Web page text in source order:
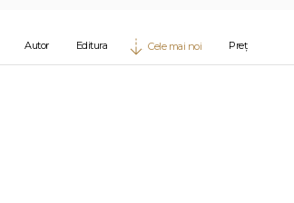
Autor Editura Cele mai noi Preț